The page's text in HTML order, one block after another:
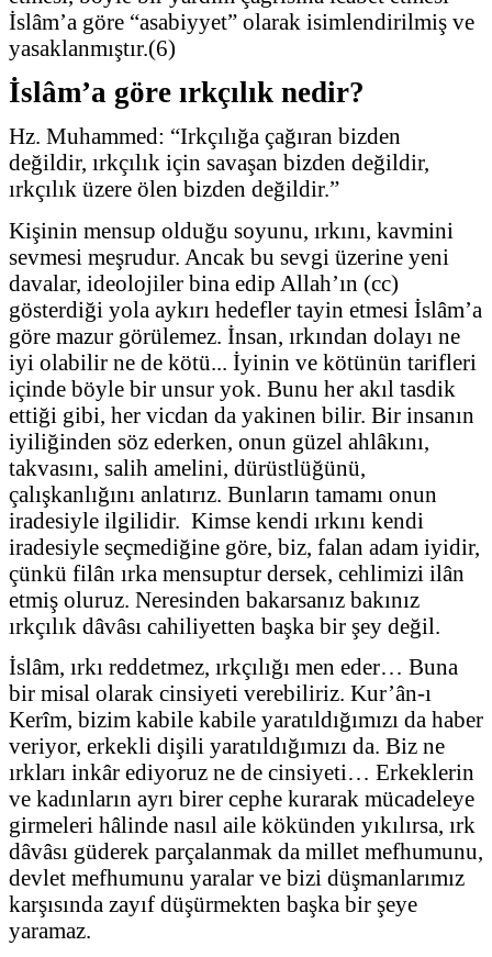
İslâm’a göre “asabiyyet” olarak isimlendirilmiş ve
yasaklanmıştır.(6)
İslâm’a göre ırkçılık nedir?
Hz. Muhammed: “Irkçılığa çağıran bizden
değildir, ırkçılık için savaşan bizden değildir,
ırkçılık üzere ölen bizden değildir.”
Kişinin mensup olduğu soyunu, ırkını, kavmini
sevmesi meşrudur. Ancak bu sevgi üzerine yeni
davalar, ideolojiler bina edip Allah’ın (cc)
gösterdiği yola aykırı hedefler tayin etmesi İslâm’a
göre mazur görülemez. İnsan, ırkından dolayı ne
iyi olabilir ne de kötü... İyinin ve kötünün tarifleri
içinde böyle bir unsur yok. Bunu her akıl tasdik
ettiği gibi, her vicdan da yakinen bilir. Bir insanın
iyiliğinden söz ederken, onun güzel ahlâkını,
takvasını, salih amelini, dürüstlüğünü,
çalışkanlığını anlatırız. Bunların tamamı onun
iradesiyle ilgilidir. Kimse kendi ırkını kendi
iradesiyle seçmediğine göre, biz, falan adam iyidir,
çünkü filân ırka mensuptur dersek, cehlimizi ilân
etmiş oluruz. Neresinden bakarsanız bakınız
ırkçılık dâvâsı cahiliyetten başka bir şey değil.
İslâm, ırkı reddetmez, ırkçılığı men eder… Buna
bir misal olarak cinsiyeti verebiliriz. Kur’ân-ı
Kerîm, bizim kabile kabile yaratıldığımızı da haber
veriyor, erkekli dişili yaratıldığımızı da. Biz ne
ırkları inkâr ediyoruz ne de cinsiyeti… Erkeklerin
ve kadınların ayrı birer cephe kurarak mücadeleye
girmeleri hâlinde nasıl aile kökünden yıkılırsa, ırk
dâvâsı güderek parçalanmak da millet mefhumunu,
devlet mefhumunu yaralar ve bizi düşmanlarımız
karşısında zayıf düşürmekten başka bir şeye
yaramaz.